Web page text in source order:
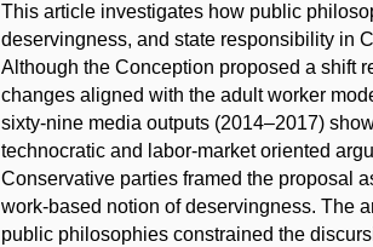
This article investigates how public
deservingness, and state responsibility in
Although the Conception proposed a shift
changes aligned with the adult worker
sixty-nine media outputs (2014–2017)
technocratic and labor-market oriented
Conservative parties framed the proposal
work-based notion of deservingness. The
public philosophies constrained the